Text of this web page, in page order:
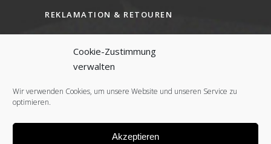
Cookie-Zustimmung
verwalten
Wir verwenden Cookies, um unsere Website und unseren Service zu
optimieren.
Akzeptieren
REKLAMATION & RETOUREN
AGB (B2B)
COOKIE-RICHTLINIE (EU)